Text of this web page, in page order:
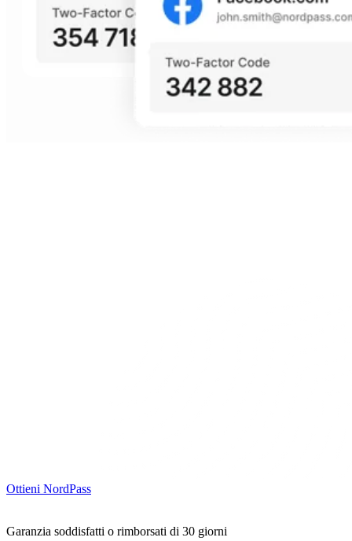
Ottieni NordPass
Garanzia soddisfatti o rimborsati di 30 giorni